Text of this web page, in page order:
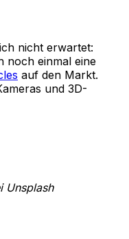
nicht erwartet:
noch einmal eine
auf den Markt.
und 3D-
Unsplash